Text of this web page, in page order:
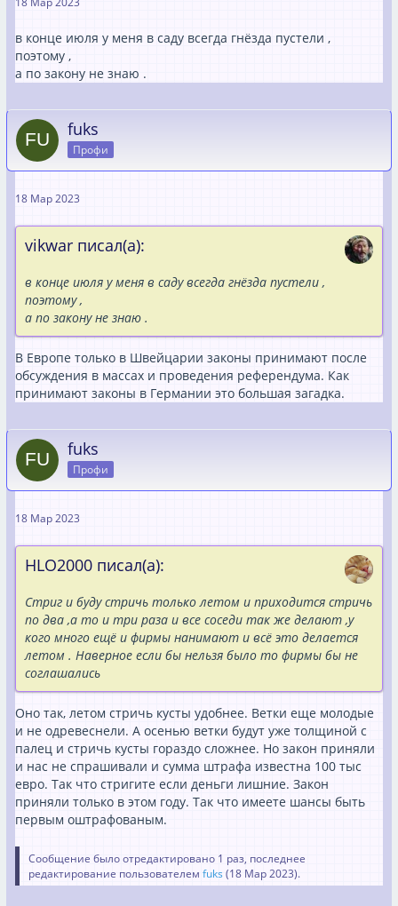
в конце июля у меня в саду всегда гнёзда пустели ,
поэтому ,
а по закону не знаю .
fuks
Профи
18 Мар 2023
vikwar писал(а):
в конце июля у меня в саду всегда гнёзда пустели ,
поэтому ,
а по закону не знаю .
В Европе только в Швейцарии законы принимают после
обсуждения в массах и проведения референдума. Как
принимают законы в Германии это большая загадка.
fuks
Профи
18 Мар 2023
HLO2000 писал(а):
Стриг и буду стричь только летом и приходится стричь
по два ,а то и три раза и все соседи так же делают ,у
кого много ещё и фирмы нанимают и всё это делается
летом . Наверное если бы нельзя было то фирмы бы не
соглашались
Оно так, летом стричь кусты удобнее. Ветки еще молодые
и не одревеснели. А осенью ветки будут уже толщиной с
палец и стричь кусты гораздо сложнее. Но закон приняли
и нас не спрашивали и сумма штрафа известна 100 тыс
евро. Так что стригите если деньги лишние. Закон
приняли только в этом году. Так что имеете шансы быть
первым оштрафованым.
Сообщение было отредактировано 1 раз, последнее
редактирование пользователем fuks (18 Мар 2023).